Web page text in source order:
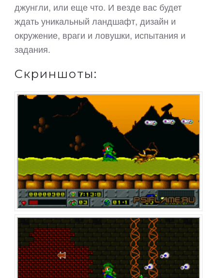
джунгли, или еще что. И везде вас будет
ждать уникальный ландшафт, дизайн и
окружение, враги и ловушки, испытания и
задания.
Скриншоты: